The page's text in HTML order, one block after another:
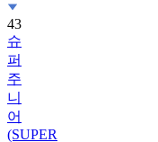
슈
퍼
주
니
어
(SUPER
JUNIOR)